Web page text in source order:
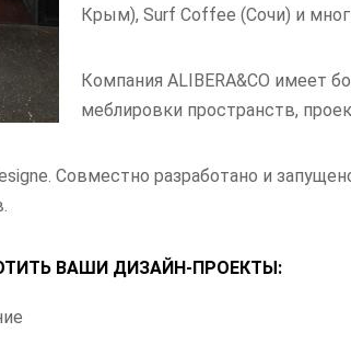
Крым), Surf Coffee (Сочи) и
Компания ALIBERA&CO имеет
меблировки пространств,
Совместно разработано и
ВАШИ ДИЗАЙН-ПРОЕКТЫ: